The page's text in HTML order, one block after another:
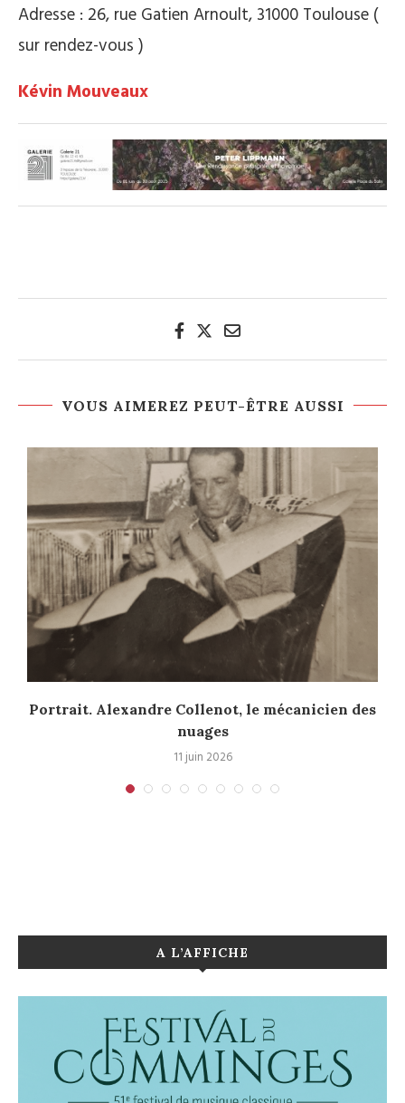
Adresse : 26, rue Gatien Arnoult, 31000 Toulouse (
sur rendez-vous )
Kévin Mouveaux
VOUS AIMEREZ PEUT-ÊTRE AUSSI
Portrait. Alexandre Collenot, le mécanicien des
nuages
11 juin 2026
A L’AFFICHE